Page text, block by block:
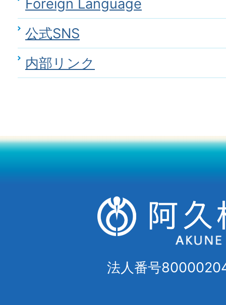
Foreign Language
公式SNS
内部リンク
法人番号